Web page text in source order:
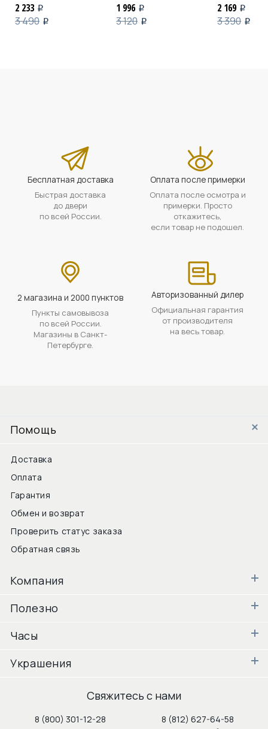
2 233 i
3 490 i
1 996 i
3 120 i
2 169 i
3 390 i
Бесплатная доставка
Быстрая доставка
до двери
по всей России.
Оплата после примерки
Оплата после осмотра и
примерки. Просто
откажитесь,
если товар не подошел.
2 магазина и 2000 пунктов
Пункты самовывоза
по всей России.
Магазины в Санкт-
Петербурге.
Авторизованный дилер
Официальная гарантия
от производителя
на весь товар.
Помощь
Доставка
Оплата
Гарантия
Обмен и возврат
Проверить статус заказа
Обратная связь
Компания
Полезно
Часы
Украшения
Свяжитесь с нами
8 (800) 301-12-28 8 (812) 627-64-58